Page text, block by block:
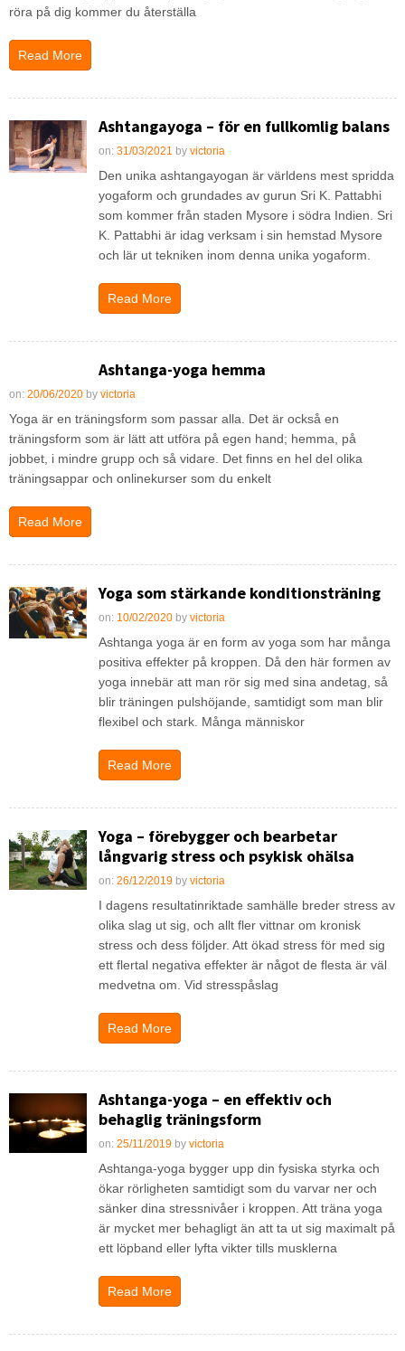
röra på dig kommer du återställa
Read More
Ashtangayoga – för en fullkomlig balans
on: 31/03/2021 by victoria
Den unika ashtangayogan är världens mest spridda
yogaform och grundades av gurun Sri K. Pattabhi
som kommer från staden Mysore i södra Indien. Sri
K. Pattabhi är idag verksam i sin hemstad Mysore
och lär ut tekniken inom denna unika yogaform.
Read More
Ashtanga-yoga hemma
on: 20/06/2020by victoria
Yoga är en träningsform som passar alla. Det är också en
träningsform som är lätt att utföra på egen hand; hemma, på
jobbet, i mindre grupp och så vidare. Det finns en hel del olika
träningsappar och onlinekurser som du enkelt
Read More
Yoga som stärkande konditionsträning
on: 10/02/2020by victoria
Ashtanga yoga är en form av yoga som har många
positiva effekter på kroppen. Då den här formen av
yoga innebär att man rör sig med sina andetag, så
blir träningen pulshöjande, samtidigt som man blir
flexibel och stark. Många människor
Read More
Yoga – förebygger och bearbetar
långvarig stress och psykisk ohälsa
on: 26/12/2019by victoria
I dagens resultatinriktade samhälle breder stress av
olika slag ut sig, och allt fler vittnar om kronisk
stress och dess följder. Att ökad stress för med sig
ett flertal negativa effekter är något de flesta är väl
medvetna om. Vid stresspåslag
Read More
Ashtanga-yoga – en effektiv och
behaglig träningsform
on: 25/11/2019by victoria
Ashtanga-yoga bygger upp din fysiska styrka och
ökar rörligheten samtidigt som du varvar ner och
sänker dina stressnivåer i kroppen. Att träna yoga
är mycket mer behagligt än att ta ut sig maximalt på
ett löpband eller lyfta vikter tills musklerna
Read More